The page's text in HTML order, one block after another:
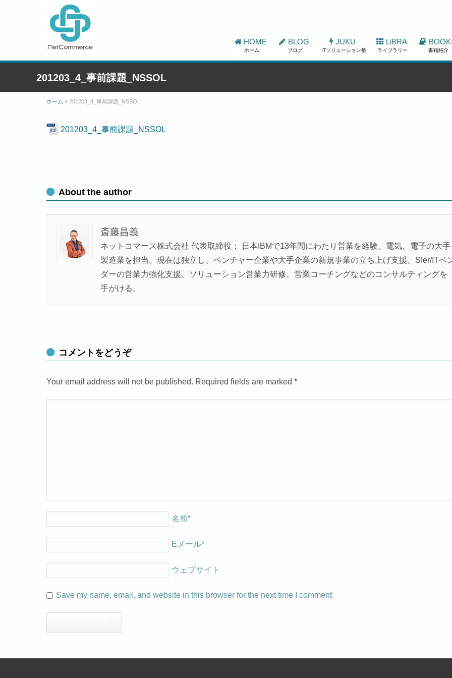
HOME
ホーム
BLOG
ブログ
JUKU
ITソリューション塾
LiBRA
ライブラリー 書籍紹介
201203_4_事前課題_NSSOL
ホーム » 201203_4_事前課題_NSSOL
201203_4_事前課題_NSSOL
About the author
斎藤昌義
ネットコマース株式会社 代表取締役： 日本IBMで13年間にわたり営業を経験。電気、電子の大手
製造業を担当。現在は独立し、ベンチャー企業や大手企業の新規事業の立ち上げ支援、SIer/ITベ
ダーの営業力強化支援、ソリューション営業力研修、営業コーチングなどのコンサルティングを
手がける。
コメントをどうぞ
Your email address will not be published. Required fields are marked *
名前*
Eメール*
ウェブサイト
Save my name, email, and website in this browser for the next time I comment.